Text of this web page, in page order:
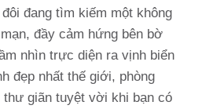
đang tìm kiếm một không
đầy cảm hứng bên bờ
nhìn trực diện ra vịnh biển
đẹp nhất thế giới, phòng
thư giãn tuyệt vời khi bạn có